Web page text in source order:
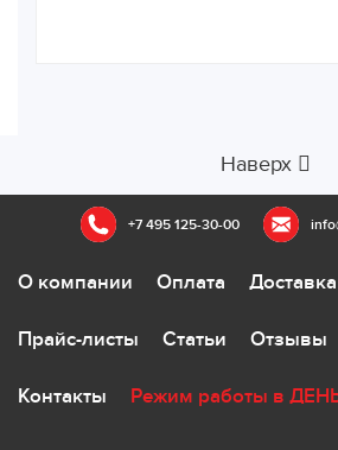
Наверх
+7 495 125-30-00
О компании Оплата Доставка
Прайс-листы Статьи Отзывы
Контакты Режим работы в